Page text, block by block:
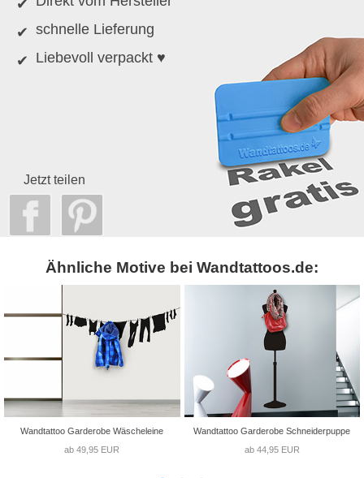
schnelle Lieferung
Liebevoll verpackt ♥
Jetzt teilen
Ähnliche Motive bei Wandtattoos.de:
Wandtattoo Garderobe Wäscheleine
ab 49,95 EUR
Wandtattoo Garderobe Schneiderpuppe
ab 44,95 EUR